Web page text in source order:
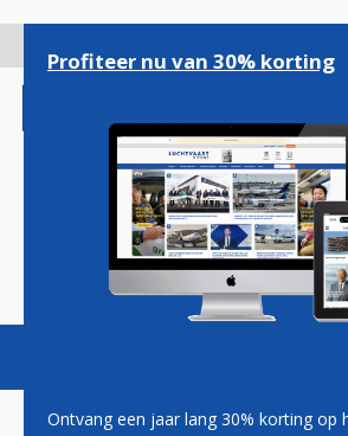
gaan
Magazine Podcasts
Profiteer nu van 30% korting
Ontvang een jaar lang 30% korting op